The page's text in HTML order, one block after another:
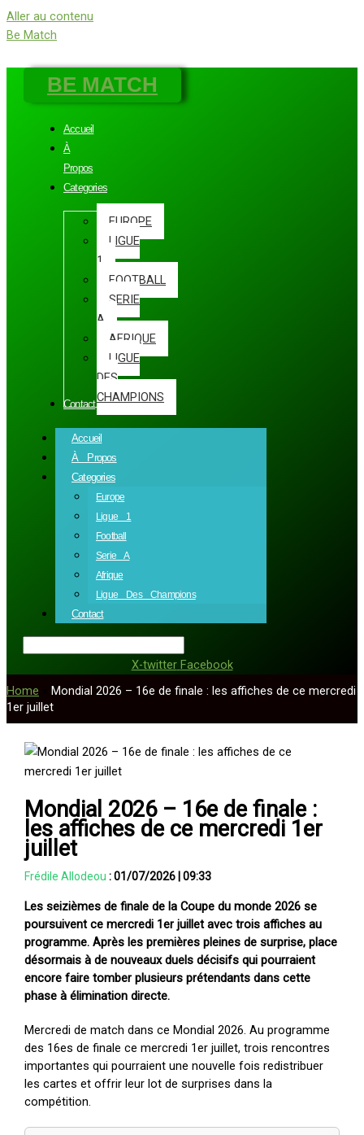
Aller au contenu
Be Match
BE MATCH
Accueil
À
Propos
Categories
EUROPE
LIGUE
1
FOOTBALL
SERIE
A
AFRIQUE
LIGUE
DES
CHAMPIONS
Contact
Accueil
À Propos
Categories
Europe
Ligue 1
Football
Serie A
Afrique
Ligue Des Champions
Contact
X-twitter Facebook
Home
Mondial 2026 – 16e de finale : les affiches de ce mercredi
1er juillet
Mondial 2026 – 16e de finale :
les affiches de ce mercredi 1er
juillet
Frédile Allodeou :01/07/2026|09:33
Les seizièmes de finale de la Coupe du monde 2026 se
poursuivent ce mercredi 1er juillet avec trois affiches au
programme. Après les premières pleines de surprise, place
désormais à de nouveaux duels décisifs qui pourraient
encore faire tomber plusieurs prétendants dans cette
phase à élimination directe.
Mercredi de match dans ce Mondial 2026. Au programme
des 16es de finale ce mercredi 1er juillet, trois rencontres
importantes qui pourraient une nouvelle fois redistribuer
les cartes et offrir leur lot de surprises dans la
compétition.